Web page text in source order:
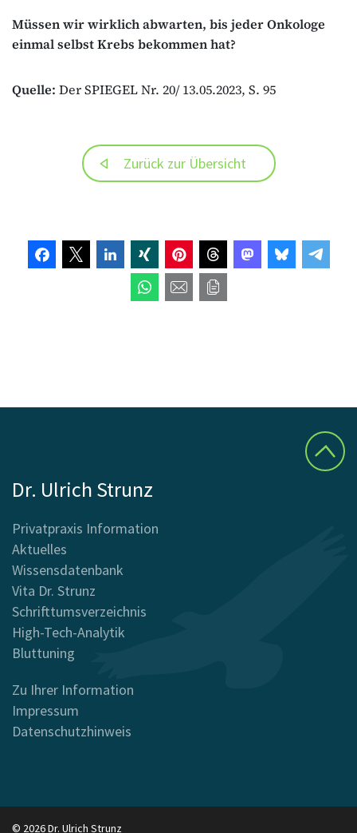
Müssen wir wirklich abwarten, bis jeder Onkologe
einmal selbst Krebs bekommen hat?
Quelle: Der SPIEGEL Nr. 20/ 13.05.2023, S. 95
Zurück zur Übersicht
Dr. Ulrich Strunz
Privatpraxis Information
Aktuelles
Wissensdatenbank
Vita Dr. Strunz
Schrifttumsverzeichnis
High-Tech-Analytik
Bluttuning
Zu Ihrer Information
Impressum
Datenschutzhinweis
© 2026 Dr. Ulrich Strunz